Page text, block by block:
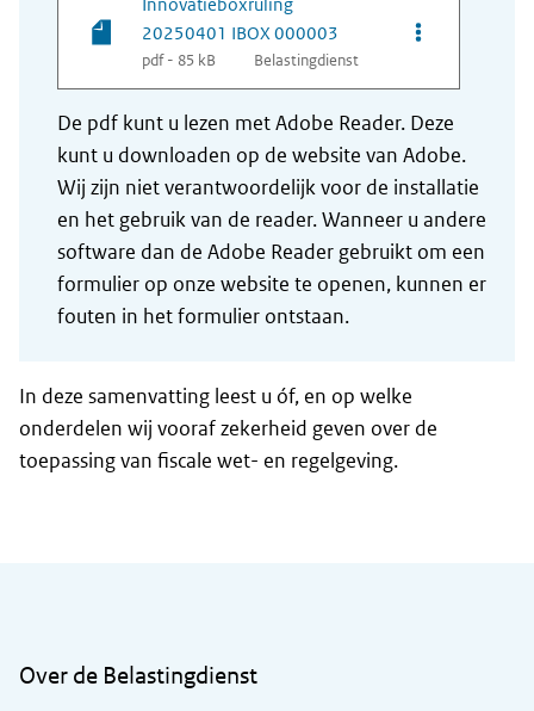
20250401 IBOX 000003
pdf - 85 kB Belastingdienst
Opties van
De pdf kunt u lezen met Adobe Reader. Deze
kunt u downloaden op de website van Adobe.
Wij zijn niet verantwoordelijk voor de installatie
en het gebruik van de reader. Wanneer u andere
software dan de Adobe Reader gebruikt om een
formulier op onze website te openen, kunnen er
fouten in het formulier ontstaan.
In deze samenvatting leest u óf, en op welke
onderdelen wij vooraf zekerheid geven over de
toepassing van fiscale wet- en regelgeving.
Over de Belastingdienst